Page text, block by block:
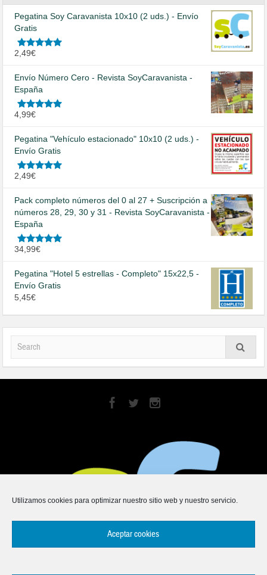
Utilizamos cookies para optimizar nuestro sitio web y nuestro servicio.
Aceptar cookies
Pegatina Soy Caravanista 10x10 (2 uds.) - Envío
Gratis
Valorado
2,49€
Envío Número Cero - Revista SoyCaravanista -
España
Valorado
4,99€
Pegatina "Vehículo estacionado" 10x10 (2 uds.) -
Envío Gratis
Valorado
2,49€
Pack completo números del 0 al 27 + Suscripción a
números 28, 29, 30 y 31 - Revista SoyCaravanista -
España
Valorado
34,99€
Pegatina "Hotel 5 estrellas - Completo" 15x22,5 -
Envío Gratis
5,45€